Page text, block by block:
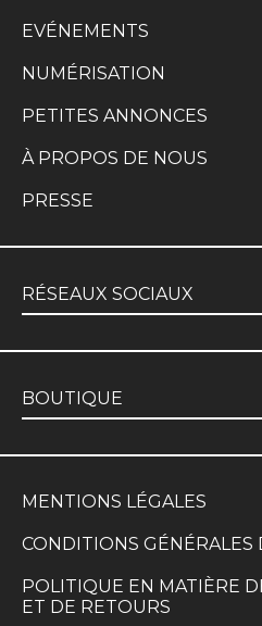
EVÉNEMENTS
NUMÉRISATION
PETITES ANNONCES
À PROPOS DE NOUS
PRESSE
RÉSEAUX SOCIAUX
BOUTIQUE
MENTIONS LÉGALES
CONDITIONS GÉNÉRALES
POLITIQUE EN MATIÈRE
ET DE RETOURS